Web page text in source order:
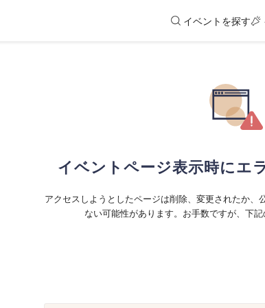
イベントを探す
イベントページ表示時にエ
アクセスしようとしたページは削除、変更されたか、
ない可能性があります。お手数ですが、下記